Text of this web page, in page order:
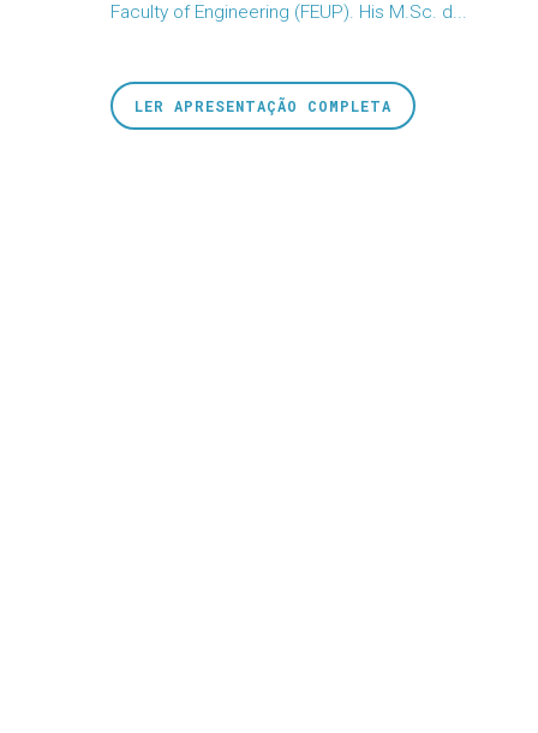
Faculty of Engineering (FEUP). His M.Sc. d...
LER APRESENTAÇÃO COMPLETA